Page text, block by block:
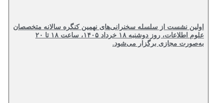
اولین نشست از سلسله سخنرانی‌های نهمین کنگره سالانه متخصصان
علوم اطلاعات، روز دوشنبه ۱۸ خرداد ۱۴۰۵، ساعت ۱۸ تا ۲۰
به‌صورت مجازی برگزار می‌شود.